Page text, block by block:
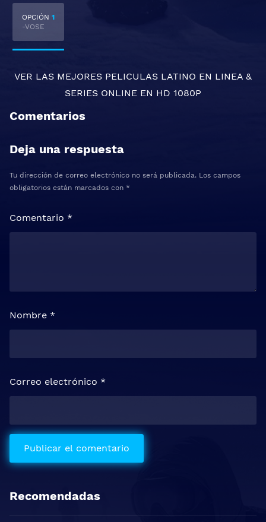
OPCIÓN 1
-VOSE
VER LAS MEJORES PELICULAS LATINO EN LINEA &
SERIES ONLINE EN HD 1080P
Comentarios
Deja una respuesta
Tu dirección de correo electrónico no será publicada. Los campos
obligatorios están marcados con *
Comentario *
Nombre *
Correo electrónico *
Recomendadas